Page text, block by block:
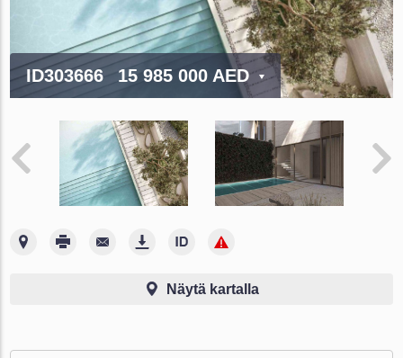
ID303666 15 985 000 AED
Näytä kartalla